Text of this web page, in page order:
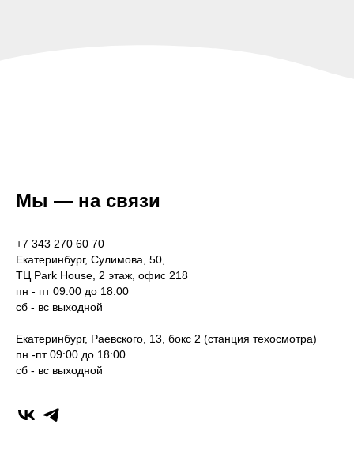
Мы — на связи
+7 343 270 60 70
Екатеринбург, Сулимова, 50,
ТЦ Park House, 2 этаж, офис 218
пн - пт 09:00 до 18:00
сб - вс выходной
Екатеринбург, Раевского, 13, бокс 2 (станция техосмотра)
пн -пт 09:00 до 18:00
сб - вс выходной